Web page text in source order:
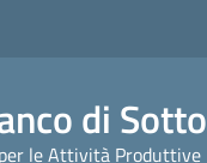
di Sotto
le Attività Produttive